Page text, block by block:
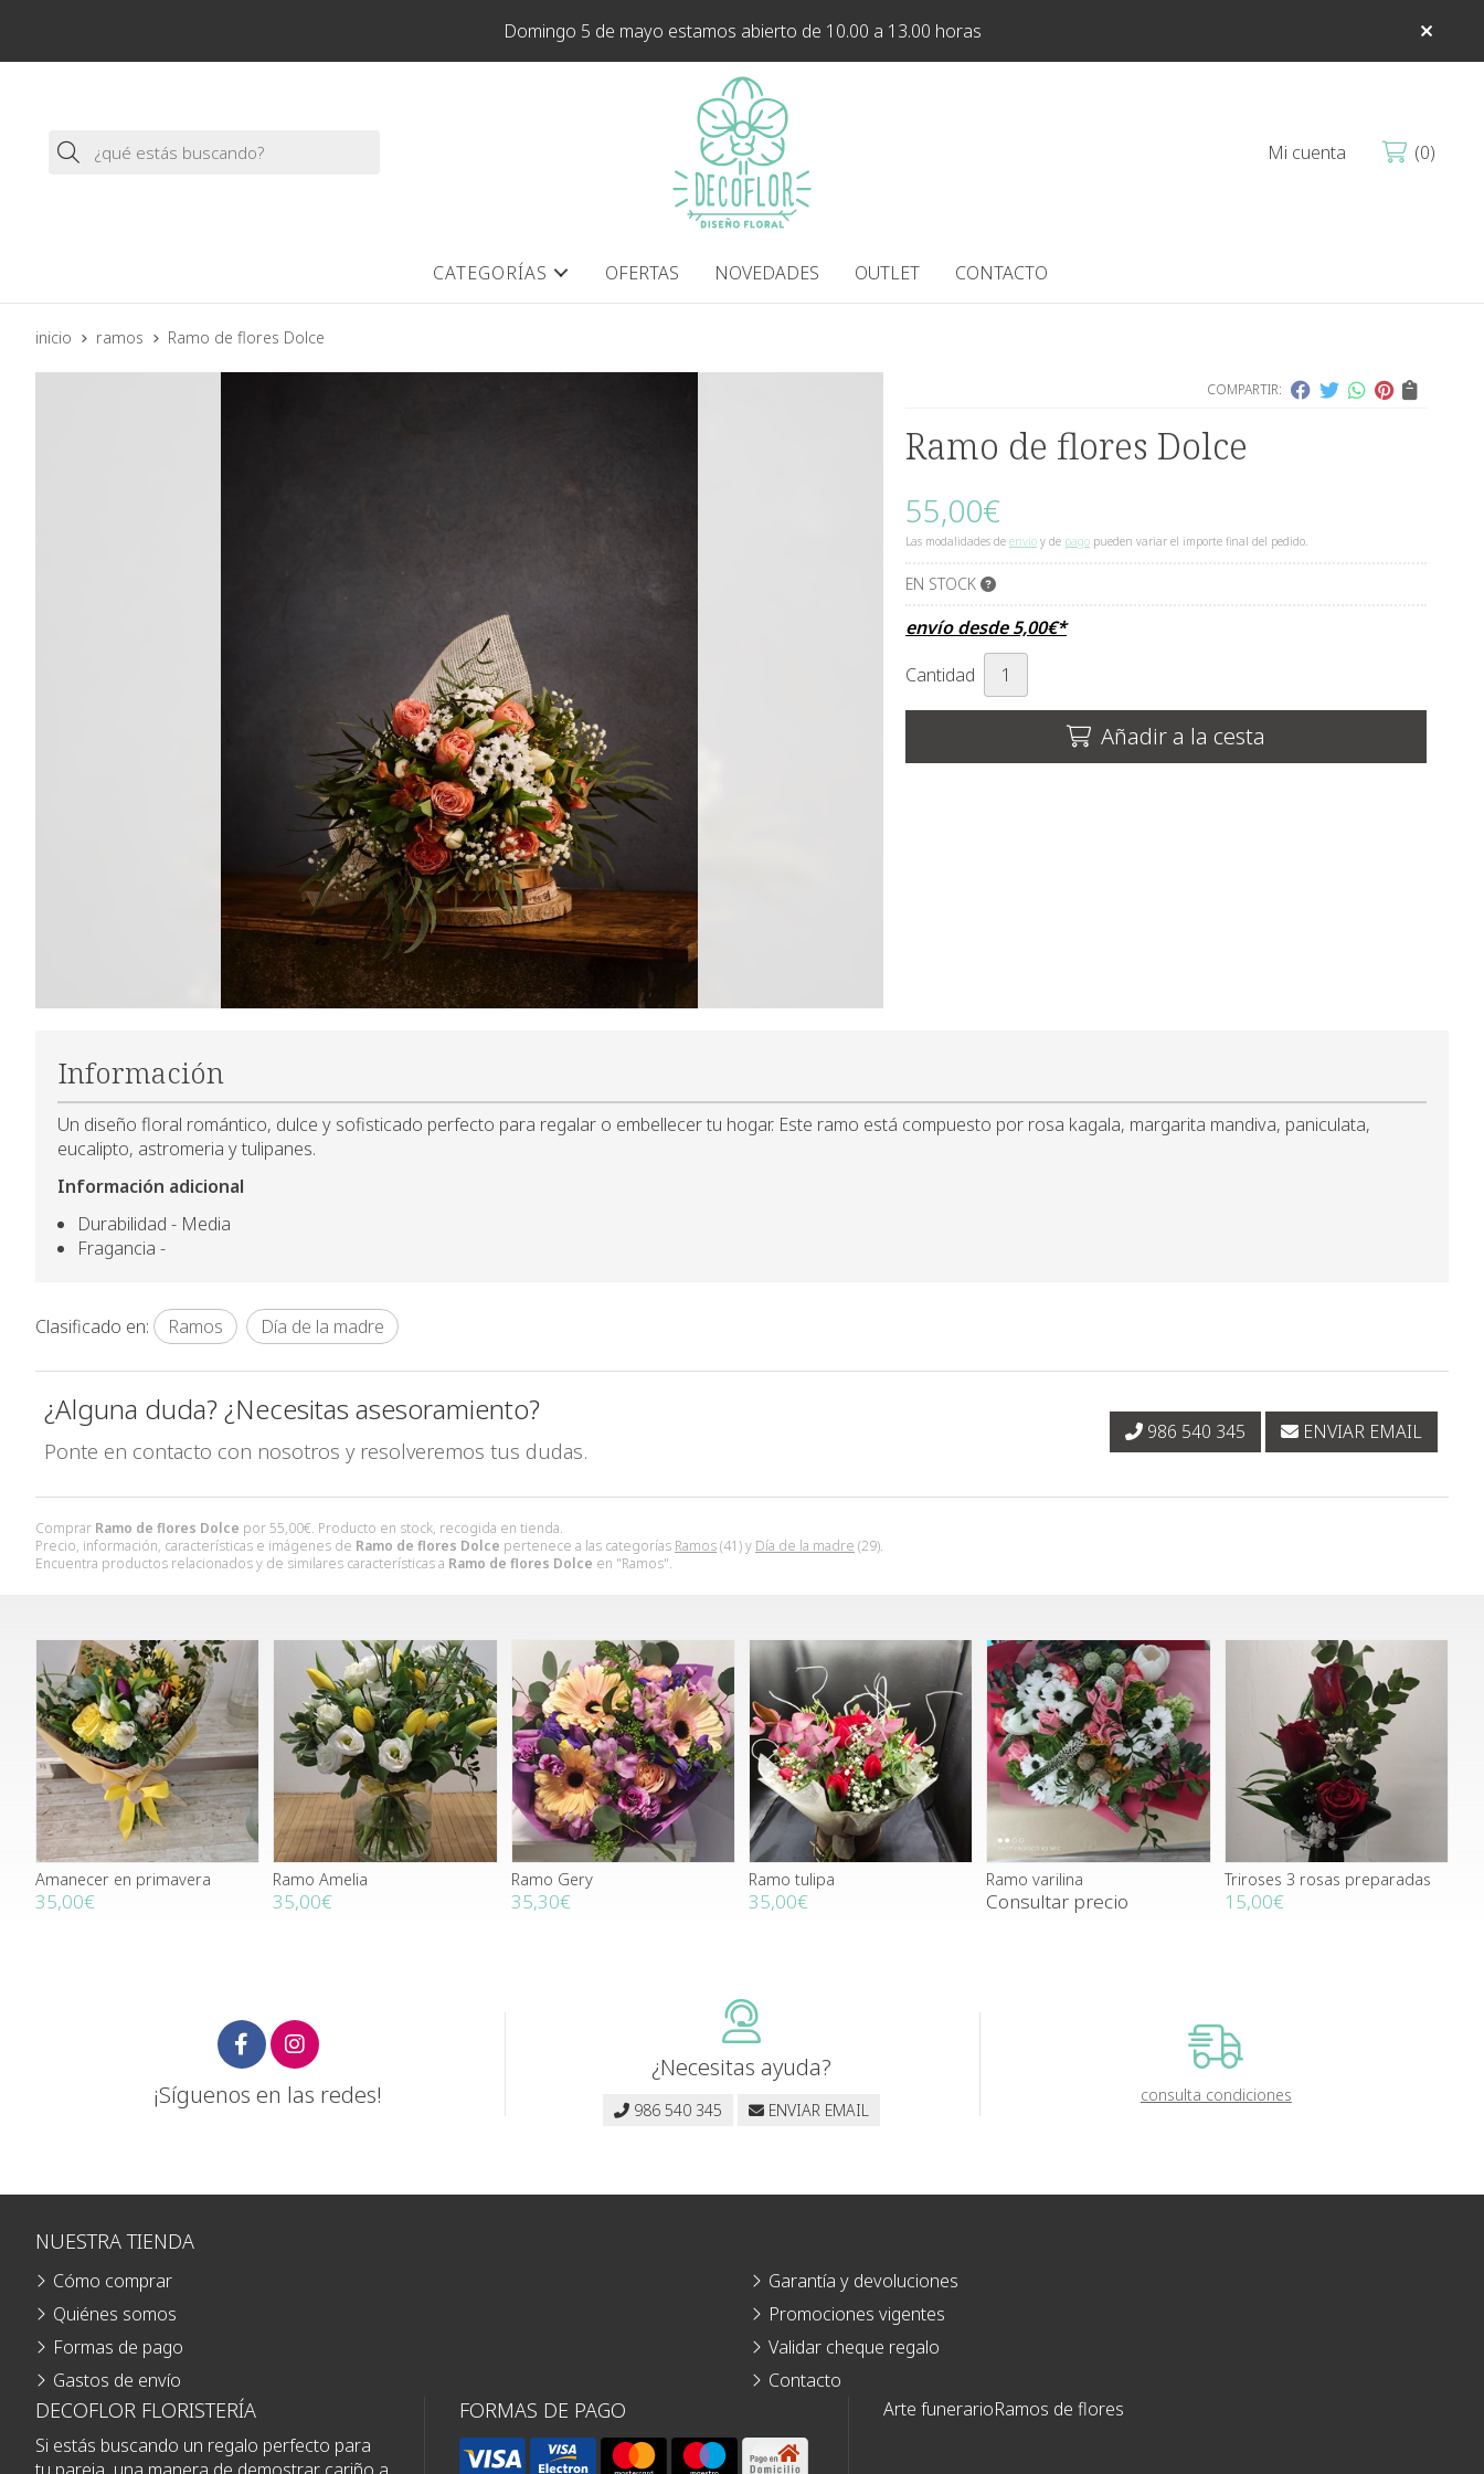
Domingo 5 de mayo estamos abierto de 10.00 a 13.00 horas
Buscar Mi cuenta 0
CATEGORÍAS OFERTAS NOVEDADES OUTLET CONTACTO
inicio ramos Ramo de flores Dolce
COMPARTIR:
Ramo de flores Dolce
55,00€
Las modalidades de envío y de pago pueden variar el importe final del pedido.
EN STOCK
envío desde5,00€*
Cantidad
Añadir a la cesta
Comprar Ramo de flores Dolce por 55,00€. Producto en stock, recogida en tienda.
Precio, información, características e imágenes de Ramo de flores Dolce pertenece a las categorías Ramos(41) y Día de la madre (29).
Encuentra productos relacionados y de similares características a Ramo de flores Dolce en "Ramos".
Información
Un diseño floral romántico, dulce y sofisticado perfecto para regalar o embellecer tu hogar. Este ramo está compuesto por rosa kagala, margarita mandiva, paniculata,
eucalipto, astromeria y tulipanes.
Información adicional
Durabilidad - Media
Fragancia -
Clasificado en: Ramos Día de la madre
¿Alguna duda? ¿Necesitas asesoramiento?
Ponte en contacto con nosotros y resolveremos tus dudas.
986 540 345 ENVIAR EMAIL
Amanecer en primavera
35,00€
Ramo Amelia
35,00€
Ramo Gery
35,30€
Ramo tulipa
35,00€
Ramo varilina
Consultar precio
Triroses 3 rosas preparadas
15,00€
¡Síguenos en las redes!
¿Necesitas ayuda?
986 540 345 ENVIAR EMAIL
consulta condiciones
DECOFLOR FLORISTERÍA
Si estás buscando un regalo perfecto para
FORMAS DE PAGO
NUESTRA TIENDA
Cómo comprar
Quiénes somos
Formas de pago
Gastos de envío
Garantía y devoluciones
Promociones vigentes
Validar cheque regalo
Contacto
Arte funerarioRamos de flores